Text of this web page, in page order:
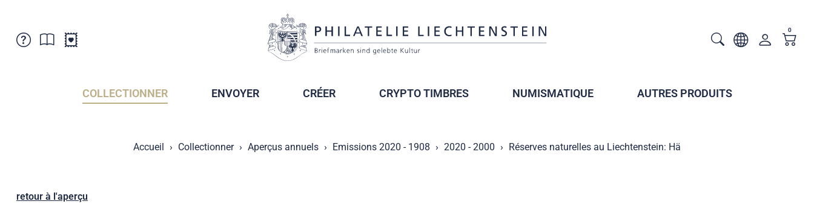
Points de vente
Sociétés de collectionneurs
Abonnement
Archives des timbrage
0
COLLECTIONNER ENVOYER CRÉER CRYPTO TIMBRES NUMISMATIQUE AUTRES PRODUITS
Accueil Collectionner Aperçus annuels Emissions 2020 - 1908 2020 - 2000 Réserves naturelles au Liechtenstein: Hä
retour à l'aperçu